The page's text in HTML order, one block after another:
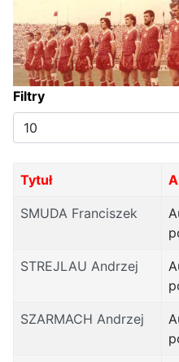
Filtry
Pokaż
#
Tytuł
SMUDA Franciszek
STREJLAU Andrzej
SZARMACH Andrzej